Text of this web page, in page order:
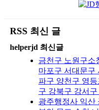
RSS 최신 글
helperjd 최신글
금천구 노원구소
마포구 서대문구
파구 양천구 영
구 강북구 강서
광주행정사 익산